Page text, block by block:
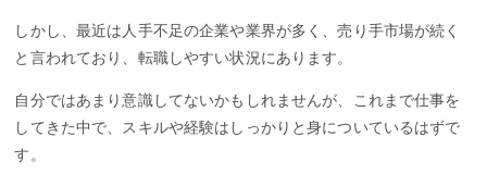
しかし、最近は人手不足の企業や業界が多く、売り手市場が続く
と言われており、転職しやすい状況にあります。
自分ではあまり意識してないかもしれませんが、これまで仕事を
してきた中で、スキルや経験はしっかりと身についているはずで
す。